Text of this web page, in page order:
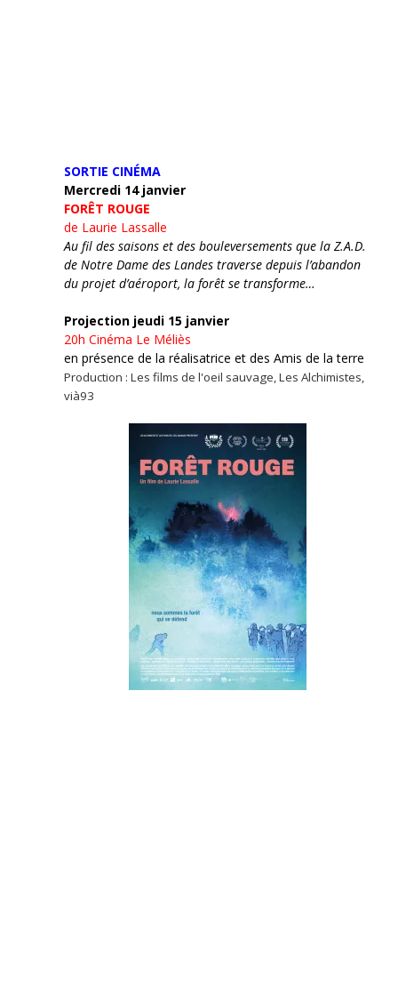
SORTIE CINÉMA
Mercredi 14 janvier
FORÊT ROUGE
de Laurie Lassalle
Au fil des saisons et des bouleversements que la Z.A.D.
de Notre Dame des Landes traverse depuis l’abandon
du projet d’aéroport, la forêt se transforme…
Projection jeudi 15 janvier
20h Cinéma Le Méliès
en présence de la réalisatrice et des Amis de la terre
Production : Les films de l'oeil sauvage, Les Alchimistes,
vià93